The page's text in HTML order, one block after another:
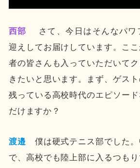
西部 さて、今日はそんなパワ
迎えしてお届けしています。こ
者の皆さんも入っていただいて
きたいと思います。まず、ゲス
残っている高校時代のエピソー
だけますか？
渡邉 僕は硬式テニス部でした。
で、高校でも陸上部に入るつも